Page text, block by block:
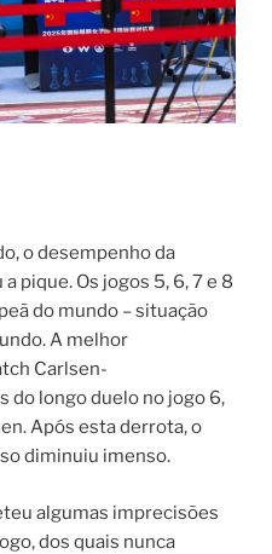
o desempenho da
pique. Os jogos 5, 6, 7 e 8
do mundo – situação
A melhor
Carlsen-
do longo duelo no jogo 6,
Após esta derrota, o
diminuiu imenso.
algumas imprecisões
dos quais nunca